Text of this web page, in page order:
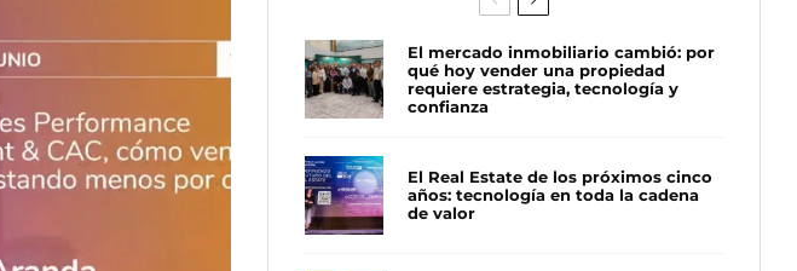
El mercado inmobiliario cambió: por
qué hoy vender una propiedad
requiere estrategia, tecnología y
confianza
El Real Estate de los próximos cinco
años: tecnología en toda la cadena
de valor